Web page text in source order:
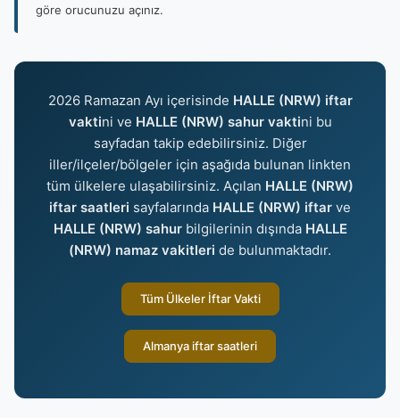
göre orucunuzu açınız.
2026 Ramazan Ayı içerisinde HALLE (NRW) iftar
vaktini ve HALLE (NRW) sahur vaktini bu
sayfadan takip edebilirsiniz. Diğer
iller/ilçeler/bölgeler için aşağıda bulunan linkten
tüm ülkelere ulaşabilirsiniz. Açılan HALLE (NRW)
iftar saatleri sayfalarında HALLE (NRW) iftar ve
HALLE (NRW) sahurbilgilerinin dışında HALLE
(NRW) namaz vakitleri de bulunmaktadır.
Tüm Ülkeler İftar Vakti
Almanya iftar saatleri